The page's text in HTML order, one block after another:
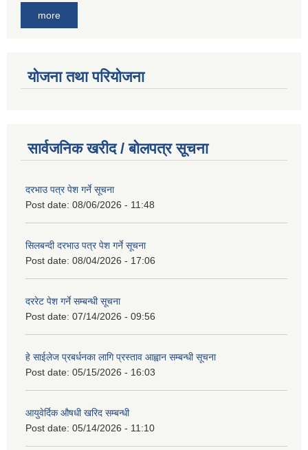
more
योजना तथा परियोजना
सार्वजनिक खरीद / बोलपत्र सूचना
दरभाउ पत्र पेश गर्ने सूचना
Post date: 08/06/2026 - 11:48
सिलबन्दी दरभाउ पत्र पेश गर्ने सूचना
Post date: 08/04/2026 - 17:06
दररेट पेश गर्ने सम्बन्धी सूचना
Post date: 07/14/2026 - 09:56
हे साईलेज प्रबर्धनका लागि प्रस्ताव आह्वान सम्बन्धी सूचना
Post date: 05/15/2026 - 16:03
आयुवेर्दिक औषधी खरिद सम्बन्धी
Post date: 05/14/2026 - 11:10